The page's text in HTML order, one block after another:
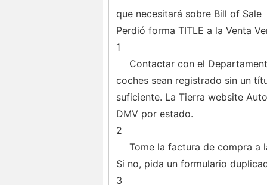
que necesitará sobre Bill of Sale
Perdió forma TITLE a la Venta
1
Contactar con el
coches sean registrado sin un
suficiente. La Tierra website
DMV por estado.
2
Tome la factura de compra a
Si no, pida un formulario
3